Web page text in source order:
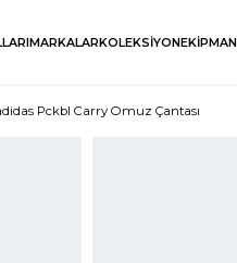
MARKALARKOLEKSİYONEKİPMAN
Pckbl Carry Omuz Çantası